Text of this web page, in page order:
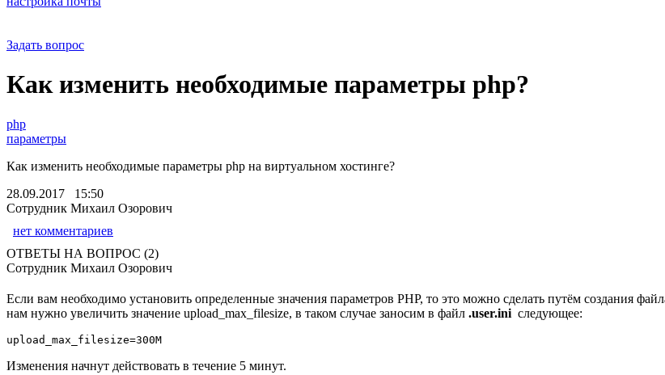
Задать вопрос
Как изменить необходимые параметры php?
php
параметры
Как изменить необходимые параметры php на виртуальном хостинге?
28.09.2017 15:50
Сотрудник Михаил Озорович
нет комментариев
ОТВЕТЫ НА ВОПРОС (2)
Сотрудник Михаил Озорович
Если вам необходимо установить определенные значения параметров PHP, то это можно сделать путём создания
нам нужно увеличить значение upload_max_filesize, в таком случае заносим в файл .user.ini следующее:
upload_max_filesize=300M
Изменения начнут действовать в течение 5 минут.